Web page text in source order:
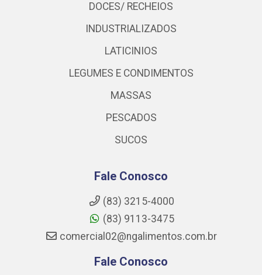
DOCES/ RECHEIOS
INDUSTRIALIZADOS
LATICINIOS
LEGUMES E CONDIMENTOS
MASSAS
PESCADOS
SUCOS
Fale Conosco
(83) 3215-4000
(83) 9113-3475
comercial02@ngalimentos.com.br
Fale Conosco